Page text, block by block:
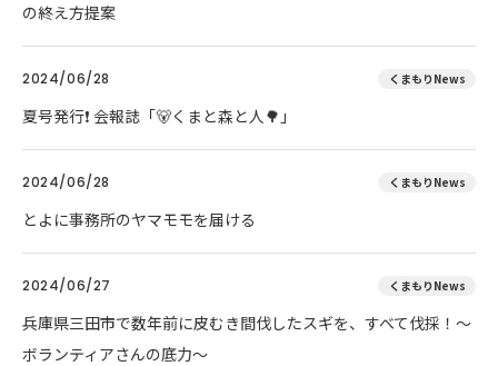
の終え方提案
2024/06/28 くまもりNews
夏号発行❗️ 会報誌「🐻くまと森と人🌳」
2024/06/28 くまもりNews
とよに事務所のヤマモモを届ける
2024/06/27 くまもりNews
兵庫県三田市で数年前に皮むき間伐したスギを、すべて伐採！～
ボランティアさんの底力～